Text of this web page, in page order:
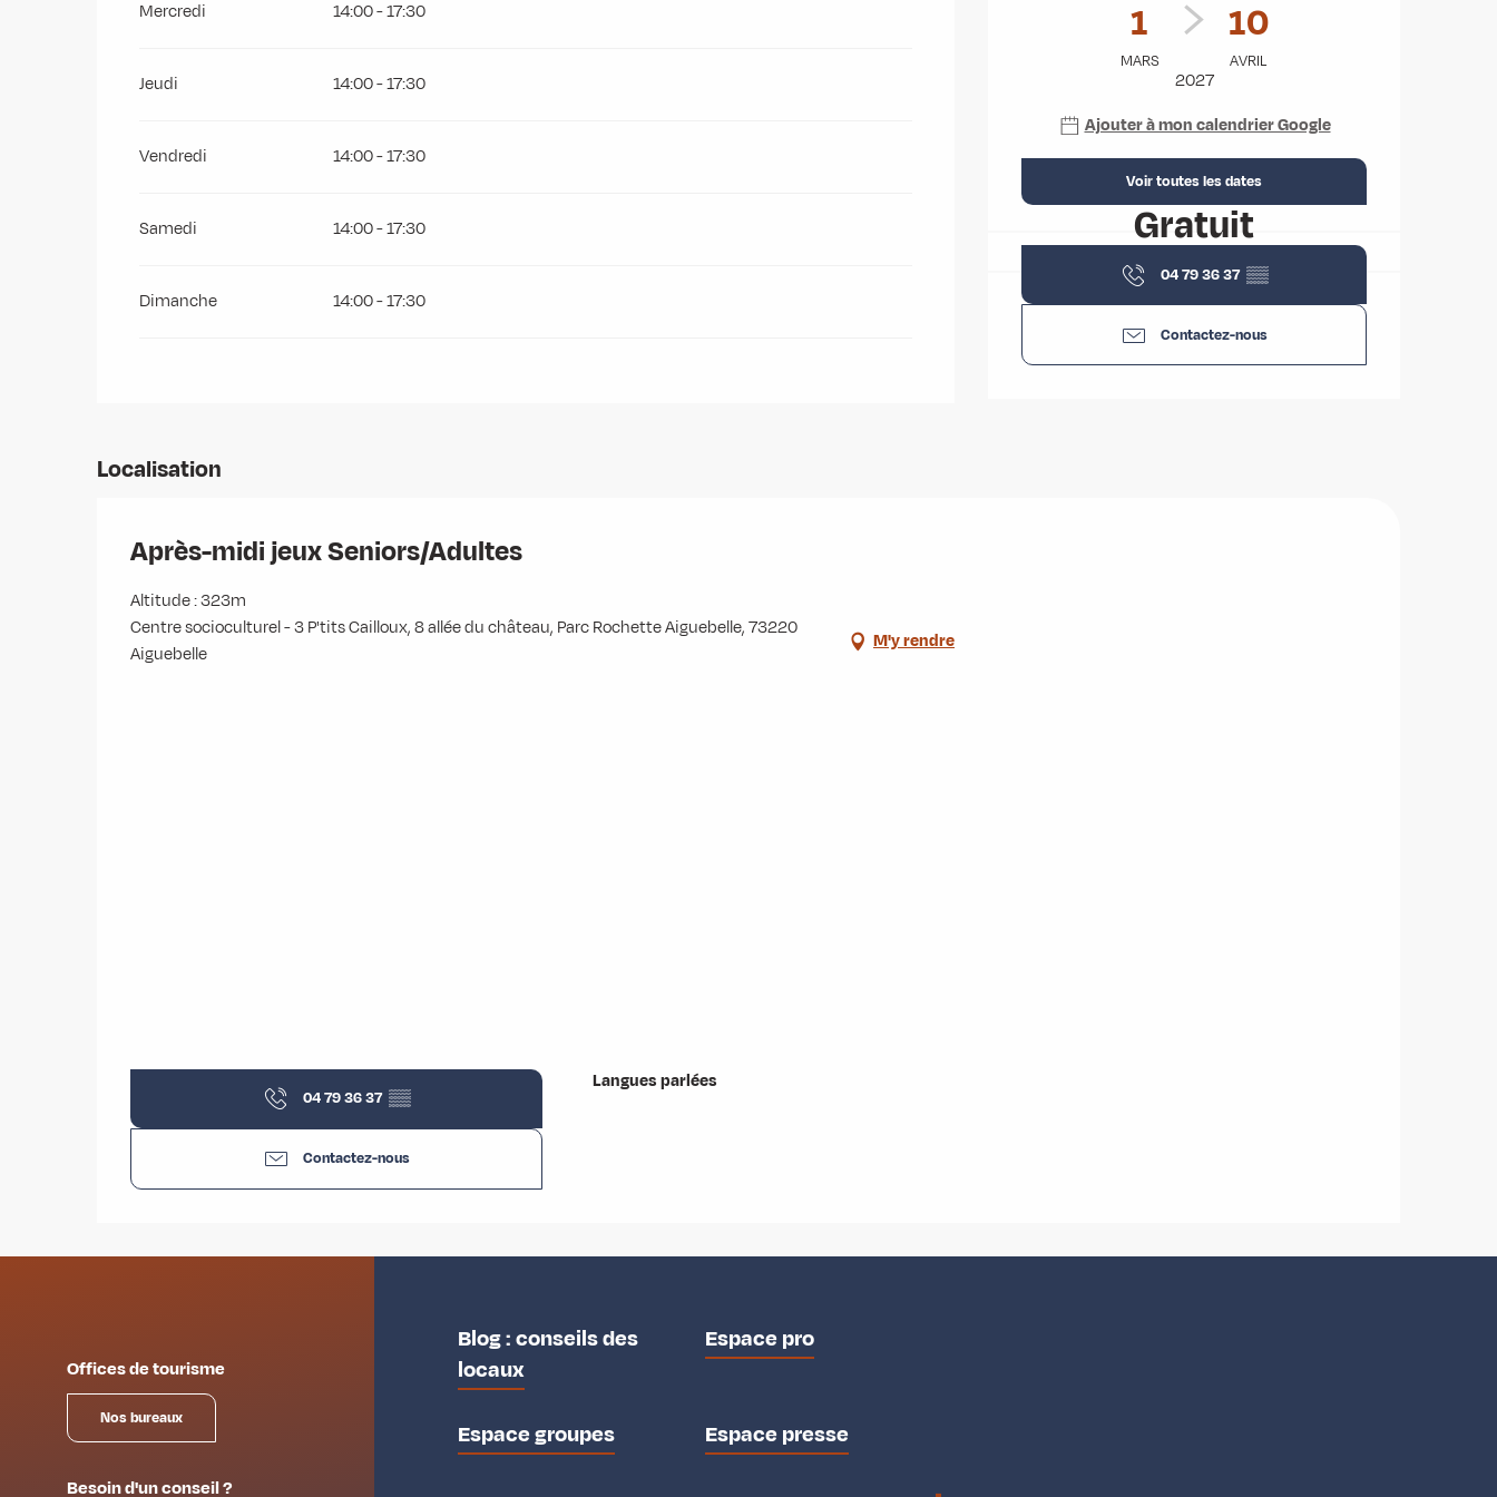
1
MARS
10
AVRIL
2027
Ajouter à mon calendrier Google
Voir toutes les dates
Gratuit
04 79 36 37 ▒▒
Contactez-nous
Mercredi 14:00 - 17:30
Jeudi 14:00 - 17:30
Vendredi 14:00 - 17:30
Samedi 14:00 - 17:30
Dimanche 14:00 - 17:30
Localisation
Après-midi jeux Seniors/Adultes
Altitude : 323m
Centre socioculturel - 3 P'tits Cailloux, 8 allée du château, Parc Rochette Aiguebelle, 73220
Aiguebelle
M'y rendre
04 79 36 37 ▒▒
Contactez-nous
Langues parlées
Langues parlées
Offices de tourisme
Nos bureaux
Besoin d'un conseil ?
Blog : conseils des
locaux
Espace pro
Espace groupes Espace presse